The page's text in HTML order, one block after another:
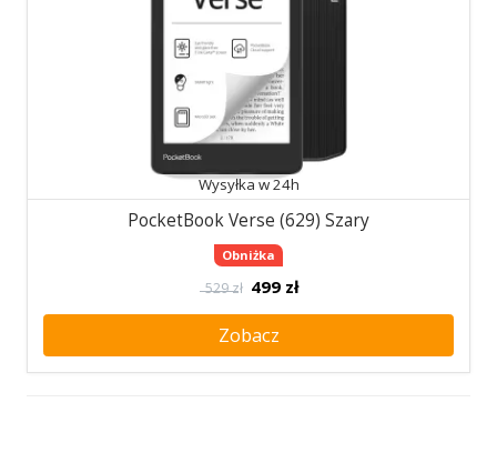
Wysyłka w 24h
PocketBook Verse (629) Szary
Obniżka
529 zł 499 zł
Zobacz